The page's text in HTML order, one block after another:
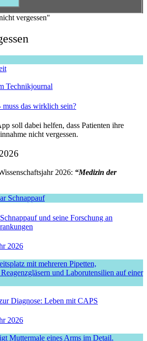
vergessen"
Technikjournal
muss das wirklich sein?
soll dabei helfen, dass Patienten ihre
nicht vergessen.
2026: “Medizin der
und seine Forschung an
2026
Diagnose: Leben mit CAPS
2026